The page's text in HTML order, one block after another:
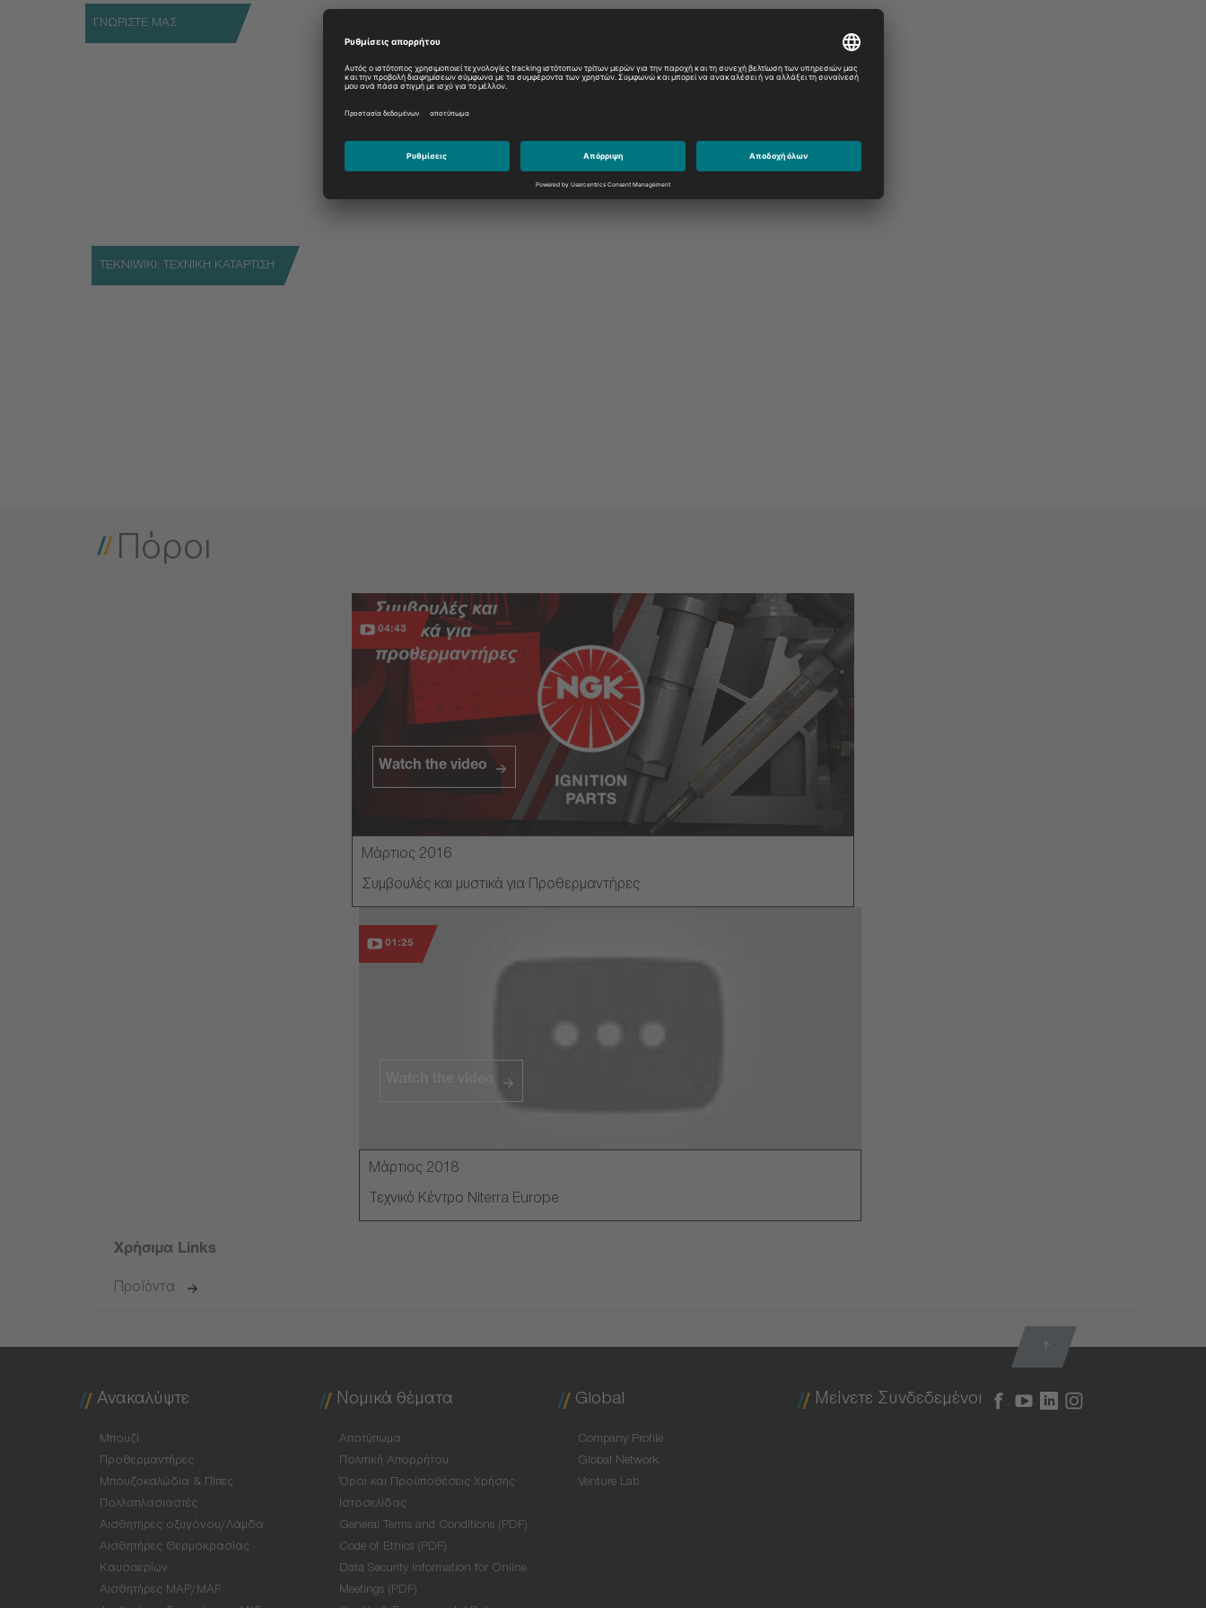
ΓΝΩΡΙΣΤΕ ΜΑΣ
Συνταντήστε το έμπειρο προσωπικό μας σε εκθέσεις και διοργανώσεις σε όλο τον κόσμο.
TEKNIWIKI: ΤΕΧΝΙΚΗ ΚΑΤΑΡΤΙΣΗ
Πόροι
04:43
Watch the video
Μάρτιος 2016
Συμβουλές και μυστικά για Προθερμαντήρες
01:25
Μάρτιος 2018
Τεχνικό Κέντρο Niterra Europe
Χρήσιμα Links
Προϊόντα
Ανακαλύψτε
Μπουζί
Προθερμαντήρες
Μπουζοκαλώδια & Πίπες
Πολλαπλασιαστές
Αισθητήρες οξυγόνου/Λάμδα
Αισθητήρες Θερμοκρασίας
Καυσαερίων
Αισθητήρες MAP/MAF
Νομικά θέματα
Αποτύπωμα
Πολιτική Απορρήτου
Όροι και Προϋποθέσεις Χρήσης
Ιστοσελίδας
General Terms and Conditions (PDF)
Code of Ethics (PDF)
Data Security Information for Online
Meetings (PDF)
Global
Company Profile
Global Network
Venture Lab
Μείνετε Συνδεδεμένοι